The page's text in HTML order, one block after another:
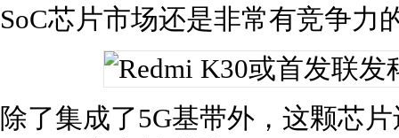
SoC芯片市场还是非常有竞争力
除了集成了5G基带外，这颗芯